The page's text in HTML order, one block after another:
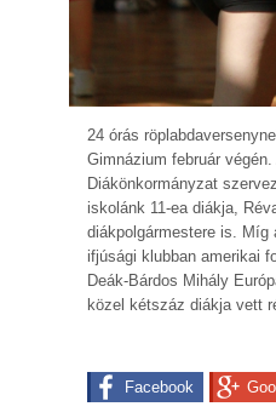
24 órás
Gimnázium február
Diákönkormányzat
iskolánk 11-ea diákja,
diákpolgármestere is. Míg
ifjúsági klubban amerikai
Deák-Bárdos Mihály
közel kétszáz diákja vett
Facebook